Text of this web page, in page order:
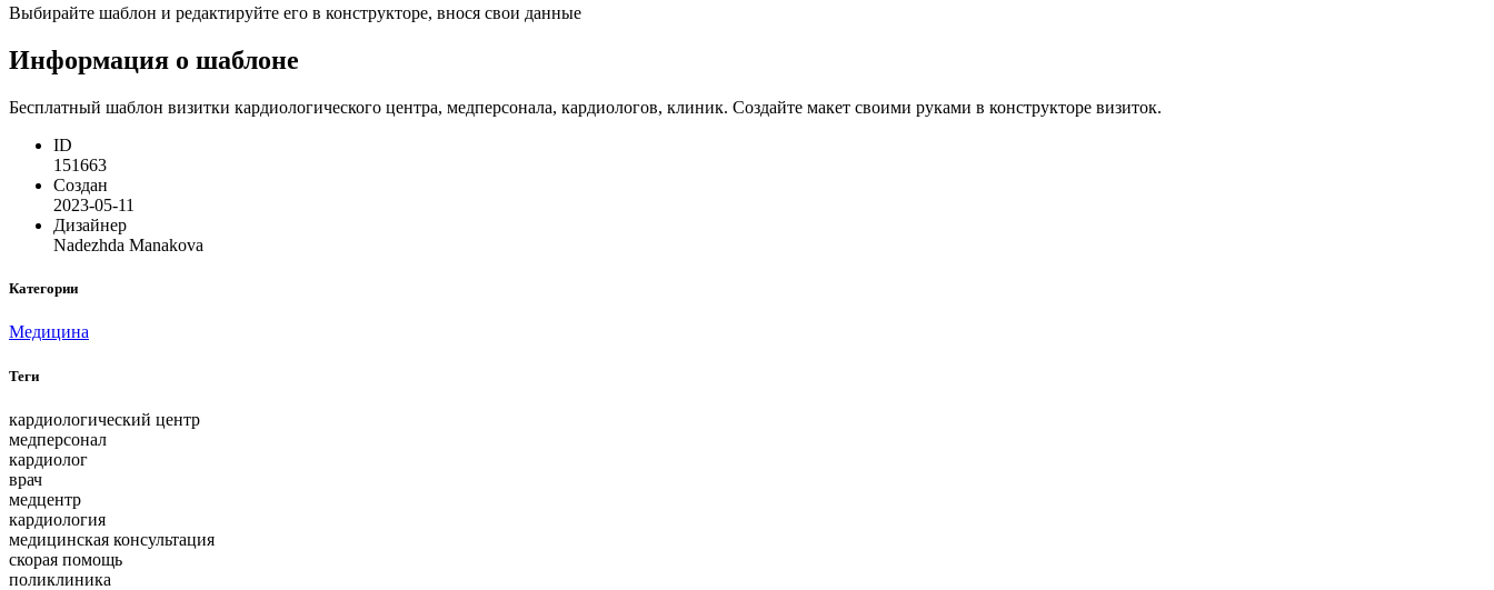
Выбирайте шаблон и редактируйте его в конструкторе, внося свои данные
Информация о шаблоне
Бесплатный шаблон визитки кардиологического центра, медперсонала, кардиологов, клиник. Создайте макет своими руками в конструкторе визиток.
ID
151663
Создан
2023-05-11
Дизайнер
Nadezhda Manakova
Категории
Медицина
Теги
кардиологический центр
медперсонал
кардиолог
врач
медцентр
кардиология
медицинская консультация
скорая помощь
поликлиника